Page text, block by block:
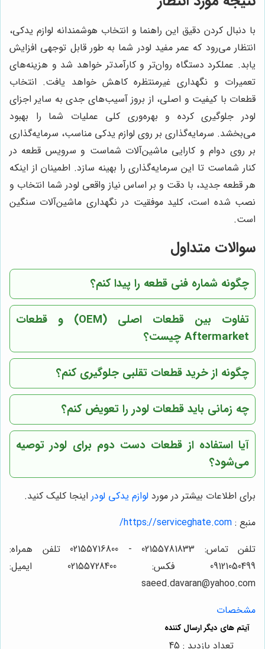
با دنبال کردن دقیق این راهنما و انتخاب هوشمندانه لوازم یدکی،
انتظار می‌رود که عمر مفید لودر شما به طور قابل توجهی افزایش
یابد. عملکرد دستگاه روان‌تر و کارآمدتر خواهد شد و هزینه‌های
تعمیرات و نگهداری غیرمنتظره کاهش خواهد یافت. انتخاب
قطعات با کیفیت و اصلی، از بروز آسیب‌های جدی به سایر اجزای
لودر جلوگیری کرده و بهره‌وری کلی عملیات شما را بهبود
می‌بخشد. سرمایه‌گذاری بر روی لوازم یدکی مناسب، سرمایه‌گذاری
بر روی دوام و کارایی ماشین‌آلات شماست و سرویس قطعه در
کنار شماست تا این سرمایه‌گذاری را بهینه سازد. اطمینان از اینکه
هر قطعه جدید، با دقت و بر اساس نیاز واقعی لودر شما انتخاب و
نصب شده است، کلید موفقیت در نگهداری ماشین‌آلات سنگین
است.
سوالات متداول
چگونه شماره فنی قطعه را پیدا کنم؟
تفاوت بین قطعات اصلی (OEM) و قطعات
Aftermarket چیست؟
چگونه از خرید قطعات تقلبی جلوگیری کنم؟
چه زمانی باید قطعات لودر را تعویض کنم؟
آیا استفاده از قطعات دست دوم برای لودر توصیه
می‌شود؟
برای اطلاعات بیشتر در مورد لوازم یدکی لودر اینجا کلیک کنید.
منبع : https://serviceghate.com/
تلفن تماس: 02155781833 - 02155716800 تلفن همراه:
09121050499 فکس: 02155728400 ایمیل:
saeed.davaran@yahoo.com
مشخصات
تعداد بازدید : 45